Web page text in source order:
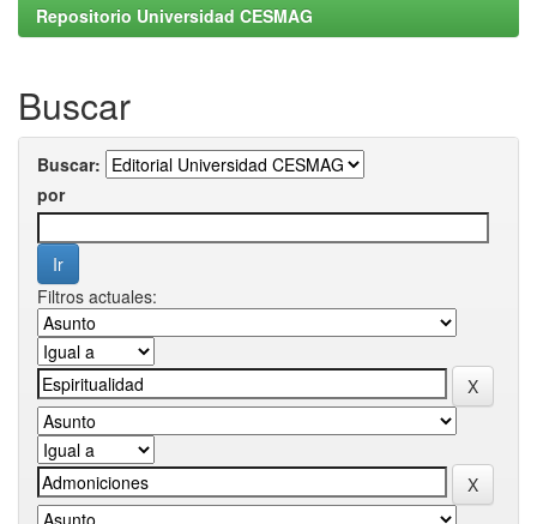
Repositorio Universidad CESMAG
Buscar
Buscar:
por
Filtros actuales: